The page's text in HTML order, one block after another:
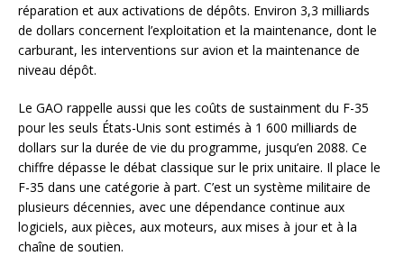
réparation et aux activations de dépôts. Environ 3,3 milliards
de dollars concernent l’exploitation et la maintenance, dont le
carburant, les interventions sur avion et la maintenance de
niveau dépôt.
Le GAO rappelle aussi que les coûts de sustainment du F-35
pour les seuls États-Unis sont estimés à 1 600 milliards de
dollars sur la durée de vie du programme, jusqu’en 2088. Ce
chiffre dépasse le débat classique sur le prix unitaire. Il place le
F-35 dans une catégorie à part. C’est un système militaire de
plusieurs décennies, avec une dépendance continue aux
logiciels, aux pièces, aux moteurs, aux mises à jour et à la
chaîne de soutien.